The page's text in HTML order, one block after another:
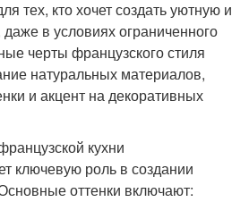
тех, кто хочет создать уютную и
в условиях ограниченного
черты французского стиля
натуральных материалов,
и акцент на декоративных
кухни
ключевую роль в создании
оттенки включают: